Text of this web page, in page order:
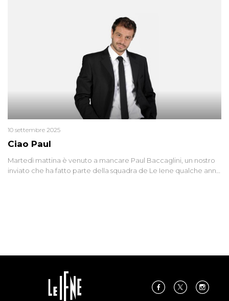
Ciao Paul
10 settembre 2025
Martedì mattina è venuto a mancare Paul Baccaglini, un nostro
inviato che ha fatto parte della squadra de Le Iene qualche anno